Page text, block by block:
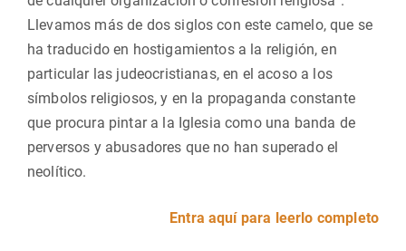
Llevamos más de dos siglos con este camelo, que se
ha traducido en hostigamientos a la religión, en
particular las judeocristianas, en el acoso a los
símbolos religiosos, y en la propaganda constante
que procura pintar a la Iglesia como una banda de
perversos y abusadores que no han superado el
neolítico.
Entra aquí para leerlo completo